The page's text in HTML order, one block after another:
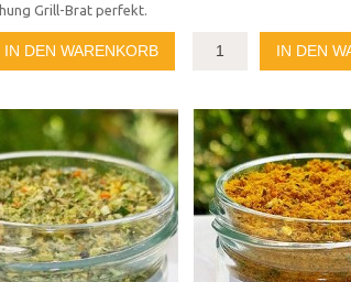
Grill-Brat perfekt.
IN DEN WARENKORB IN DEN